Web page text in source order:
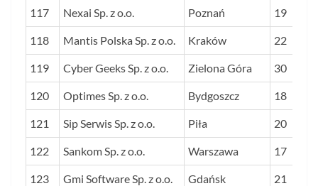
117 Nexai Sp. z o.o. Poznań 19
118 Mantis Polska Sp. z o.o. Kraków 22
119 Cyber Geeks Sp. z o.o. Zielona Góra 30
120 Optimes Sp. z o.o. Bydgoszcz 18
121 Sip Serwis Sp. z o.o. Piła 20
122 Sankom Sp. z o.o. Warszawa 17
123 Gmi Software Sp. z o.o. Gdańsk 21